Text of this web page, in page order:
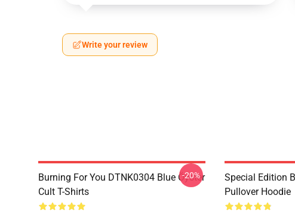
Write your review
Burning For You DTNK0304 Blue Öyster
Cult T-Shirts
-20%
Special Edition
Pullover Hoodie